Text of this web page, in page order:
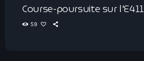
Course-poursuite sur l’E411
59